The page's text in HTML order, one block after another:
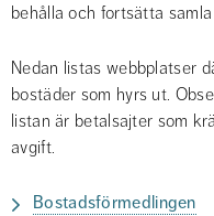
behålla och fortsätta
Nedan listas webbplatser
bostäder som hyrs ut.
listan är betalsajter som
avgift.
Bostadsförmedlingen